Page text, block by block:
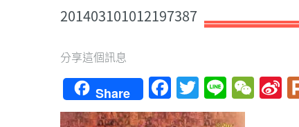
201403101012197387
分享這個訊息
Share Facebook
Twitter
Line